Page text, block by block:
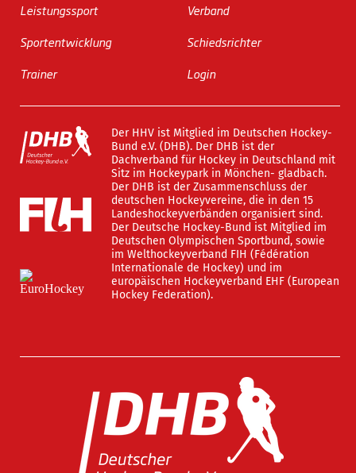
Leistungssport
Sportentwicklung
Trainer
Verband
Schiedsrichter
Login
Der HHV ist Mitglied im Deutschen Hockey-
Bund e.V. (DHB). Der DHB ist der
Dachverband für Hockey in Deutschland mit
Sitz im Hockeypark in Mönchen- gladbach.
Der DHB ist der Zusammenschluss der
deutschen Hockeyvereine, die in den 15
Landeshockeyverbänden organisiert sind.
Der Deutsche Hockey-Bund ist Mitglied im
Deutschen Olympischen Sportbund, sowie
im Welthockeyverband FIH (Fédération
Internationale de Hockey) und im
europäischen Hockeyverband EHF (European
Hockey Federation).